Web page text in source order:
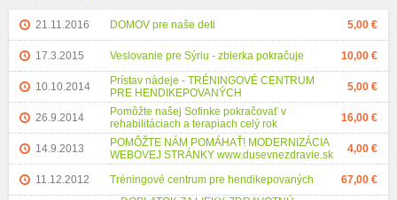
21.11.2016 DOMOV pre naše deti 5,00 €
17.3.2015 Veslovanie pre Sýriu - zbierka pokračuje 10,00 €
10.10.2014
Prístav nádeje - TRÉNINGOVÉ CENTRUM
PRE HENDIKEPOVANÝCH
5,00 €
26.9.2014
Pomôžte našej Sofinke pokračovať v
rehabilitáciach a terapiach celý rok
16,00 €
14.9.2013
POMÔŽTE NÁM POMÁHAŤ! MODERNIZÁCIA
WEBOVEJ STRÁNKY www.dusevnezdravie.sk
4,00 €
11.12.2012 Tréningové centrum pre hendikepovaných
67,00 €